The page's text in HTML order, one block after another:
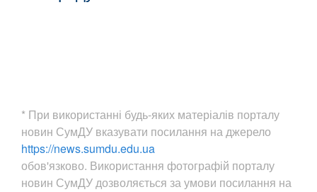
* При використанні будь-яких матеріалів порталу
новин СумДУ вказувати посилання на джерело
https://news.sumdu.edu.ua
обов'язково. Використання фотографій порталу
новин СумДУ дозволяється за умови посилання на